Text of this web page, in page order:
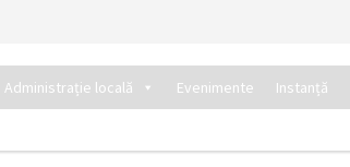
Administrație locală Evenimente Instanță